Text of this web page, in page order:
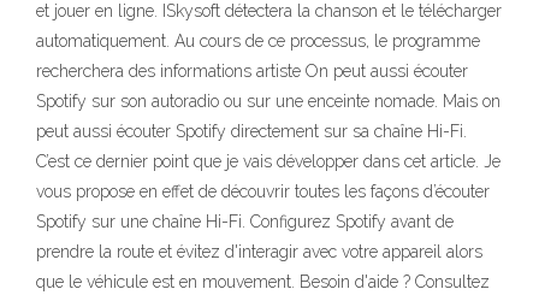
et jouer en ligne. ISkysoft détectera la chanson et le télécharger
automatiquement. Au cours de ce processus, le programme
recherchera des informations artiste On peut aussi écouter
Spotify sur son autoradio ou sur une enceinte nomade. Mais on
peut aussi écouter Spotify directement sur sa chaîne Hi-Fi.
C’est ce dernier point que je vais développer dans cet article. Je
vous propose en effet de découvrir toutes les façons d’écouter
Spotify sur une chaîne Hi-Fi. Configurez Spotify avant de
prendre la route et évitez d'interagir avec votre appareil alors
que le véhicule est en mouvement. Besoin d'aide ? Consultez